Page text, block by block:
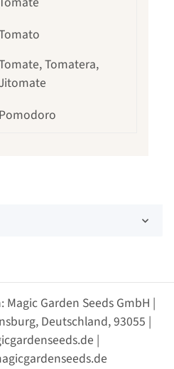
Tomatera,
Pomodoro
Garden Seeds GmbH |
Deutschland, 93055 |
|